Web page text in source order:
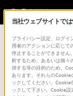
動画でサ
使い方やトラブ
当社ウェブサイトで
プライバシー設定、ログイ
用者のアクションに応じて
停止することができません
析するため、あるいは個々
供する等の目的のため、
あります。それらの
ックしてください。
ックして下さい。Cookie